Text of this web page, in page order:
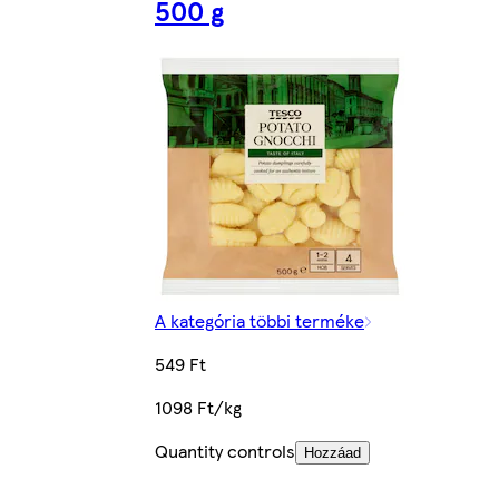
500 g
A kategória többi terméke
549 Ft
1098 Ft/kg
Quantity controls
Hozzáad